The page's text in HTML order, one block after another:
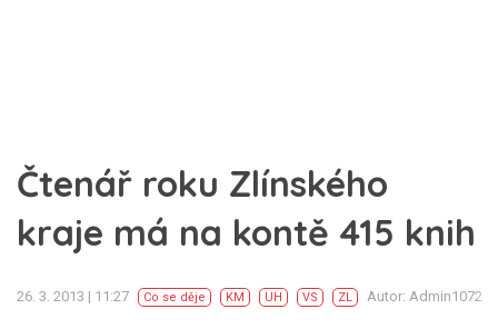
Čtenář roku Zlínského
kraje má na kontě 415 knih
26. 3. 2013 | 11:27 Co se děje KM UH VS ZL Autor: Admin1072